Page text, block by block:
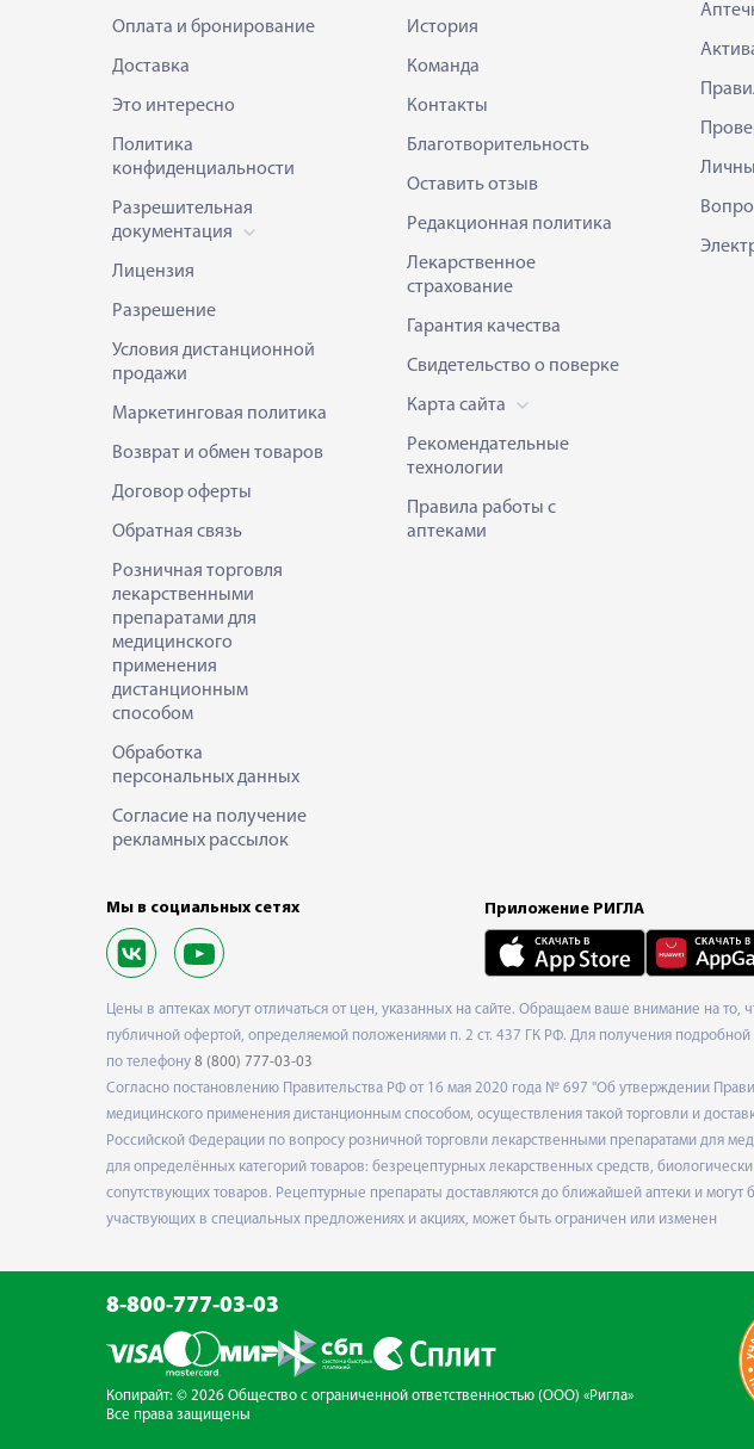
Оплата и бронирование
Доставка
Это интересно
Политика
конфиденциальности
Разрешительная
документация
Лицензия
Разрешение
Условия дистанционной
продажи
Маркетинговая политика
Возврат и обмен товаров
Договор оферты
Обратная связь
Розничная торговля
лекарственными
препаратами для
медицинского
применения
дистанционным
способом
Обработка
персональных данных
Согласие на получение
рекламных рассылок
История
Команда
Контакты
Благотворительность
Оставить отзыв
Редакционная политика
Лекарственное
страхование
Гарантия качества
Свидетельство о поверке
Карта сайта
Рекомендательные
технологии
Правила работы с
аптеками
Мы в социальных сетях Приложение РИГЛА
Цены в аптеках могут отличаться от цен, указанных на сайте. Обращаем ваше внимание на то,
публичной офертой, определяемой положениями п. 2 ст. 437 ГК РФ. Для получения
по телефону 8 (800) 777-03-03
Согласно постановлению Правительства РФ от 16 мая 2020 года № 697 "Об утверждении
медицинского применения дистанционным способом, осуществления такой торговли и
Российской Федерации по вопросу розничной торговли лекарственными препаратами для
для определённых категорий товаров: безрецептурных лекарственных средств,
сопутствующих товаров. Рецептурные препараты доставляются до ближайшей аптеки и
участвующих в специальных предложениях и акциях, может быть ограничен или изменен
8-800-777-03-03
Копирайт: © 2026 Общество с ограниченной ответственностью (ООО) «Ригла»
Все права защищены